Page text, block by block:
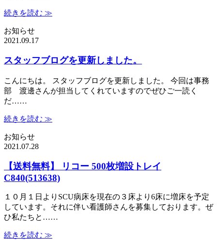
続きを読む ≫
お知らせ
2021.09.17
スタッフブログを更新しました。
こんにちは。 スタッフブログを更新しました。 今回は事務
部 渡邊さんが担当してくれていますのでぜひご一読く
だ……
続きを読む ≫
お知らせ
2021.07.28
【送料無料】 リコー 500枚増設トレイ
C840(513638)
１０月１日よりSCU病床を現在の３床より6床に増床を予定
しています。それに伴い看護師さんを募集しております。ぜ
ひ私たちと……
続きを読む ≫